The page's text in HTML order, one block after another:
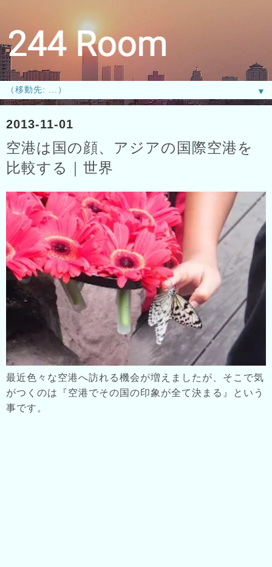
▼
2013-11-01
空港は国の顔、アジアの国際空港を
比較する｜世界
最近色々な空港へ訪れる機会が増えましたが、そこで気
がつくのは『空港でその国の印象が全て決まる』という
事です。